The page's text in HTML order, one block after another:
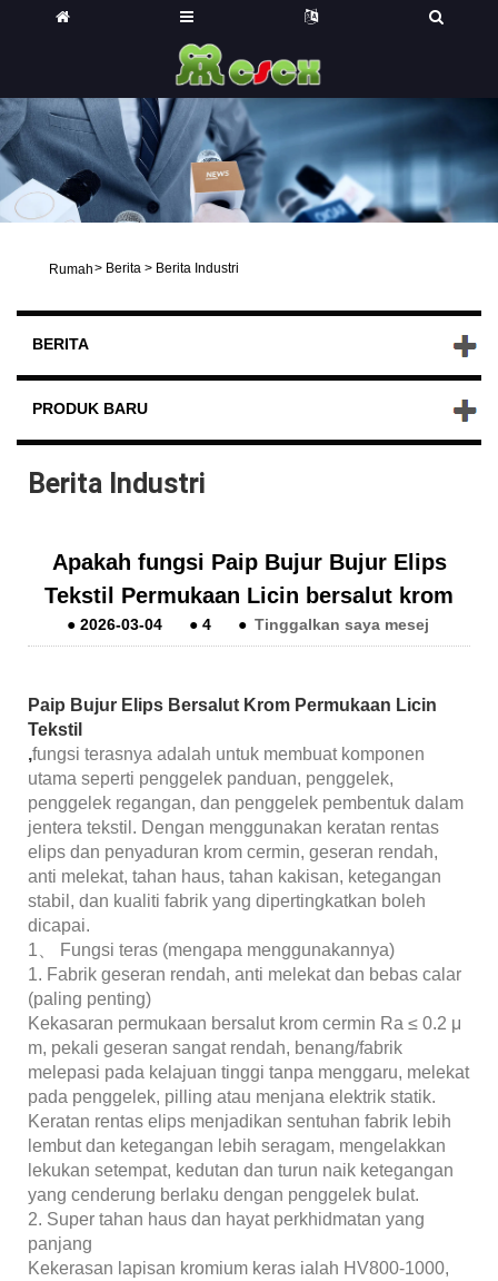
Rumah> Berita > Berita Industri
BERITA
PRODUK BARU
Berita Industri
Apakah fungsi Paip Bujur Bujur Elips
Tekstil Permukaan Licin bersalut krom
● 2026-03-04 ● 4 ● Tinggalkan saya mesej
Paip Bujur Elips Bersalut Krom Permukaan Licin
Tekstil
,fungsi terasnya adalah untuk membuat komponen
utama seperti penggelek panduan, penggelek,
penggelek regangan, dan penggelek pembentuk dalam
jentera tekstil. Dengan menggunakan keratan rentas
elips dan penyaduran krom cermin, geseran rendah,
anti melekat, tahan haus, tahan kakisan, ketegangan
stabil, dan kualiti fabrik yang dipertingkatkan boleh
dicapai.
1、 Fungsi teras (mengapa menggunakannya)
1. Fabrik geseran rendah, anti melekat dan bebas calar
(paling penting)
Kekasaran permukaan bersalut krom cermin Ra ≤ 0.2 μ
m, pekali geseran sangat rendah, benang/fabrik
melepasi pada kelajuan tinggi tanpa menggaru, melekat
pada penggelek, pilling atau menjana elektrik statik.
Keratan rentas elips menjadikan sentuhan fabrik lebih
lembut dan ketegangan lebih seragam, mengelakkan
lekukan setempat, kedutan dan turun naik ketegangan
yang cenderung berlaku dengan penggelek bulat.
2. Super tahan haus dan hayat perkhidmatan yang
panjang
Kekerasan lapisan kromium keras ialah HV800-1000,